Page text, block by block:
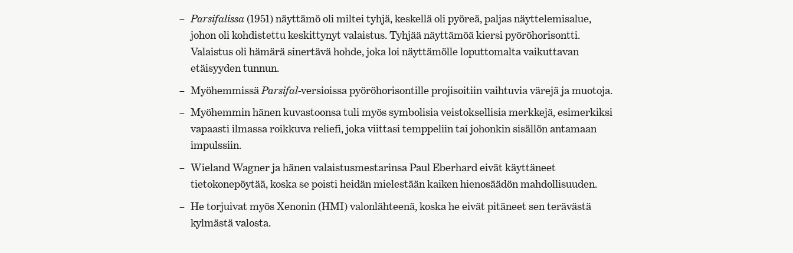
Parsifalissa (1951) näyttämö oli miltei tyhjä, keskellä oli pyöreä, paljas näyttelemisalue,
johon oli kohdistettu keskittynyt valaistus. Tyhjää näyttämöä kiersi pyöröhorisontti.
Valaistus oli hämärä sinertävä hohde, joka loi näyttämölle loputtomalta vaikuttavan
etäisyyden tunnun.
Myöhemmissä Parsifal-versioissa pyöröhorisontille projisoitiin vaihtuvia värejä ja muotoja.
Myöhemmin hänen kuvastoonsa tuli myös symbolisia veistoksellisia merkkejä, esimerkiksi
vapaasti ilmassa roikkuva reliefi, joka viittasi temppeliin tai johonkin sisällön antamaan
impulssiin.
Wieland Wagner ja hänen valaistusmestarinsa Paul Eberhard eivät käyttäneet
tietokonepöytää, koska se poisti heidän mielestään kaiken hienosäädön mahdollisuuden.
He torjuivat myös Xenonin (HMI) valonlähteenä, koska he eivät pitäneet sen terävästä
kylmästä valosta.